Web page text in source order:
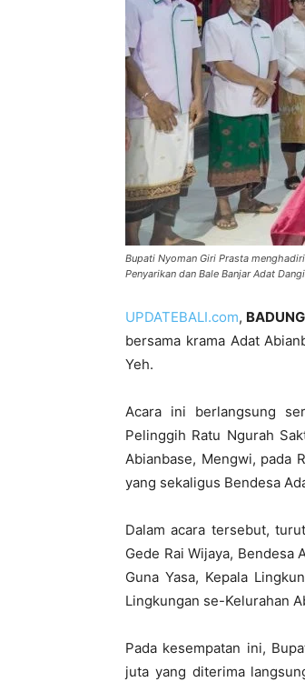
Bupati Nyoman Giri Prasta
Penyarikan dan Bale Banjar Adat
UPDATEBALI.com, BADUNG
bersama krama Adat
Yeh.
Acara ini berlangsung
Pelinggih Ratu Ngurah
Abianbase, Mengwi, pada
yang sekaligus Bendesa
Dalam acara tersebut,
Gede Rai Wijaya, Bendesa
Guna Yasa, Kepala
Lingkungan se-Kelurahan
Pada kesempatan ini,
juta yang diterima